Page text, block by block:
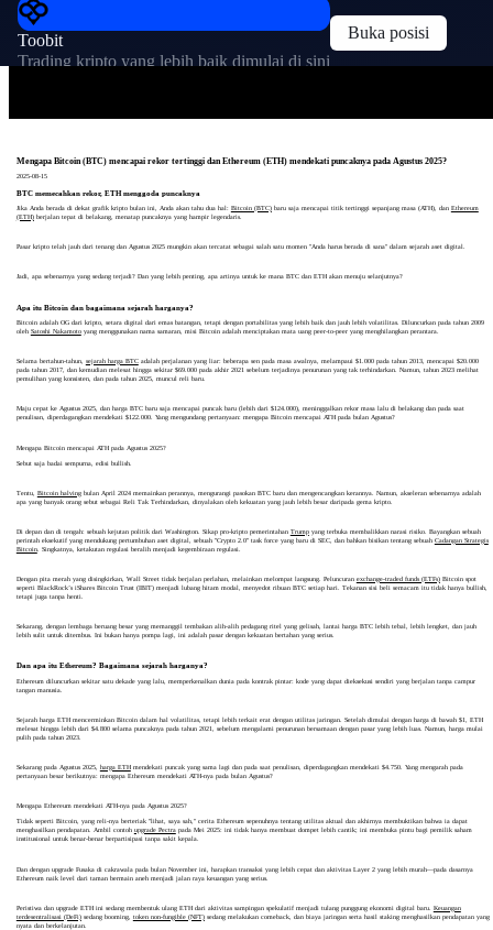
Toobit
Trading kripto yang lebih baik dimulai di sini
Buka posisi
Mengapa Bitcoin (BTC) mencapai rekor tertinggi dan Ethereum (ETH) mendekati puncaknya pada Agustus 2025?
2025-08-15
BTC memecahkan rekor, ETH menggoda puncaknya
Jika Anda berada di dekat grafik kripto bulan ini, Anda akan tahu dua hal: Bitcoin (BTC)baru saja mencapai titik tertinggi sepanjang masa (ATH), dan
Ethereum
(ETH)berjalan tepat di belakang, menatap puncaknya yang hampir legendaris.
Pasar kripto telah jauh dari tenang dan Agustus 2025 mungkin akan tercatat sebagai salah satu momen "Anda harus berada di sana" dalam sejarah aset digital.
Jadi, apa sebenarnya yang sedang terjadi? Dan yang lebih penting, apa artinya untuk ke mana BTC dan ETH akan menuju selanjutnya?
Apa itu Bitcoin dan bagaimana sejarah harganya?
Bitcoin adalah OG dari kripto, setara digital dari emas batangan, tetapi dengan portabilitas yang lebih baik dan jauh lebih volatilitas. Diluncurkan pada tahun 2009
oleh Satoshi Nakamotoyang menggunakan nama samaran, misi Bitcoin adalah menciptakan mata uang peer-to-peer yang menghilangkan perantara.
Selama bertahun-tahun, sejarah harga BTCadalah perjalanan yang liar: beberapa sen pada masa awalnya, melampaui $1.000 pada tahun 2013, mencapai $20.000
pada tahun 2017, dan kemudian melesat hingga sekitar $69.000 pada akhir 2021 sebelum terjadinya penurunan yang tak terhindarkan. Namun, tahun 2023 melihat
pemulihan yang konsisten, dan pada tahun 2025, muncul reli baru.
Maju cepat ke Agustus 2025, dan harga BTC baru saja mencapai puncak baru (lebih dari $124.000), meninggalkan rekor masa lalu di belakang dan pada saat
penulisan, diperdagangkan mendekati $122.000. Yang mengundang pertanyaan: mengapa Bitcoin mencapai ATH pada bulan Agustus?
Mengapa Bitcoin mencapai ATH pada Agustus 2025?
Sebut saja badai sempurna, edisi bullish.
Tentu, Bitcoin halvingbulan April 2024 memainkan perannya, mengurangi pasokan BTC baru dan mengencangkan kerannya. Namun, akseleran sebenarnya adalah
apa yang banyak orang sebut sebagai Reli Tak Terhindarkan, dinyalakan oleh kekuatan yang jauh lebih besar daripada gema kripto.
Di depan dan di tengah: sebuah kejutan politik dari Washington. Sikap pro-kripto pemerintahan Trumpyang terbuka membalikkan narasi risiko. Bayangkan sebuah
perintah eksekutif yang mendukung pertumbuhan aset digital, sebuah "Crypto 2.0" task force yang baru di SEC, dan bahkan bisikan tentang sebuah Cadangan Strategis
Bitcoin. Singkatnya, ketakutan regulasi beralih menjadi kegembiraan regulasi.
Dengan pita merah yang disingkirkan, Wall Street tidak berjalan perlahan, melainkan melompat langsung. Peluncuran exchange-traded funds (ETFs)Bitcoin spot
seperti BlackRock’s iShares Bitcoin Trust (IBIT) menjadi lubang hitam modal, menyedot ribuan BTC setiap hari. Tekanan sisi beli semacam itu tidak hanya bullish,
tetapi juga tanpa henti.
Sekarang, dengan lembaga beruang besar yang memanggil tembakan alih-alih pedagang ritel yang gelisah, lantai harga BTC lebih tebal, lebih lengket, dan jauh
lebih sulit untuk ditembus. Ini bukan hanya pompa lagi, ini adalah pasar dengan kekuatan bertahan yang serius.
Dan apa itu Ethereum? Bagaimana sejarah harganya?
Ethereum diluncurkan sekitar satu dekade yang lalu, memperkenalkan dunia pada kontrak pintar: kode yang dapat dieksekusi sendiri yang berjalan tanpa campur
tangan manusia.
Sejarah harga ETH mencerminkan Bitcoin dalam hal volatilitas, tetapi lebih terkait erat dengan utilitas jaringan. Setelah dimulai dengan harga di bawah $1, ETH
melesat hingga lebih dari $4.800 selama puncaknya pada tahun 2021, sebelum mengalami penurunan bersamaan dengan pasar yang lebih luas. Namun, harga mulai
pulih pada tahun 2023.
Sekarang pada Agustus 2025, harga ETHmendekati puncak yang sama lagi dan pada saat penulisan, diperdagangkan mendekati $4.750. Yang mengarah pada
pertanyaan besar berikutnya: mengapa Ethereum mendekati ATH-nya pada bulan Agustus?
Mengapa Ethereum mendekati ATH-nya pada Agustus 2025?
Tidak seperti Bitcoin, yang reli-nya berteriak "lihat, saya sah," cerita Ethereum sepenuhnya tentang utilitas aktual dan akhirnya membuktikan bahwa ia dapat
menghasilkan pendapatan. Ambil contoh upgrade Pectrapada Mei 2025: ini tidak hanya membuat dompet lebih cantik; ini membuka pintu bagi pemilik saham
institusional untuk benar-benar berpartisipasi tanpa sakit kepala.
Dan dengan upgrade Fusaka di cakrawala pada bulan November ini, harapkan transaksi yang lebih cepat dan aktivitas Layer 2 yang lebih murah—pada dasarnya
Ethereum naik level dari taman bermain aneh menjadi jalan raya keuangan yang serius.
Peristiwa dan upgrade ETH ini sedang membentuk ulang ETH dari aktivitas sampingan spekulatif menjadi tulang punggung ekonomi digital baru. Keuangan
terdesentralisasi (DeFi)sedang booming, token non-fungible (NFT)sedang melakukan comeback, dan biaya jaringan serta hasil staking menghasilkan pendapatan yang
nyata dan berkelanjutan.